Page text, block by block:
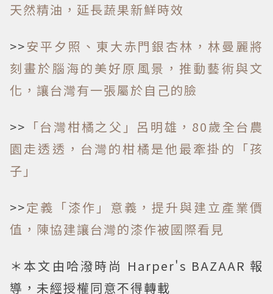
天然精油，延長蔬果新鮮時效
>>安平夕照、東大赤門銀杏林，林曼麗將
刻畫於腦海的美好原風景，推動藝術與文
化，讓台灣有一張屬於自己的臉
>> 「台灣柑橘之父」呂明雄，80歲全台農
園走透透，台灣的柑橘是他最牽掛的「孩
子」
>>定義「漆作」意義，提升與建立產業價
值，陳協建讓台灣的漆作被國際看見
＊本文由哈潑時尚 Harper's BAZAAR 報
導，未經授權同意不得轉載